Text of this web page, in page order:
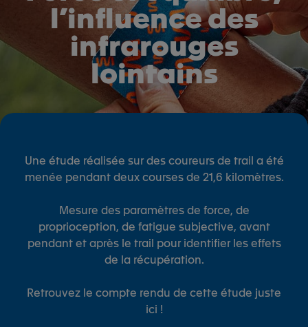
l’influence des
infrarouges
lointains
Une étude réalisée sur des coureurs de trail a été
menée pendant deux courses de 21,6 kilomètres.
Mesure des paramètres de force, de
proprioception, de fatigue subjective, avant
pendant et après le trail pour identifier les effets
de la récupération.
Retrouvez le compte rendu de cette étude juste
ici !